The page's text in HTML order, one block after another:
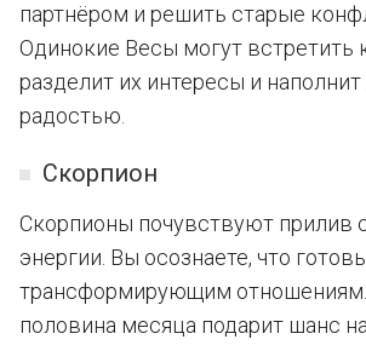
партнёром и решить старые
Одинокие Весы могут встретить
разделит их интересы и
радостью.
Скорпион
Скорпионы почувствуют прилив
энергии. Вы осознаете, что
трансформирующим отношениям.
половина месяца подарит шанс